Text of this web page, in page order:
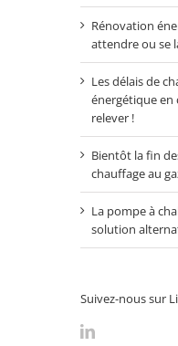
Rénovation
attendre ou se
Les délais de
énergétique
relever !
Bientôt la fin
chauffage au
La pompe à
solution
Suivez-nous sur